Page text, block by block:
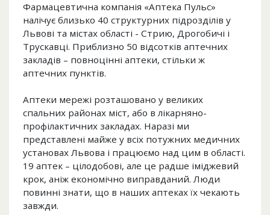
Фармацевтична компанія «Аптека Пульс»
налічує близько 40 структурних підрозділів у
Львові та містах області - Стрию, Дрогобичі і
Трускавці. Приблизно 50 відсотків аптечних
закладів – повноцінні аптеки, стільки ж
аптечних пунктів.
Аптеки мережі розташовано у великих
спальних районах міст, або в лікарняно-
профілактичних закладах. Наразі ми
представлені майже у всіх потужних медичних
установах Львова і працюємо над цим в області.
19 аптек – цілодобові, але це радше іміджевий
крок, аніж економічно виправданий. Люди
повинні знати, що в наших аптеках їх чекають
завжди.